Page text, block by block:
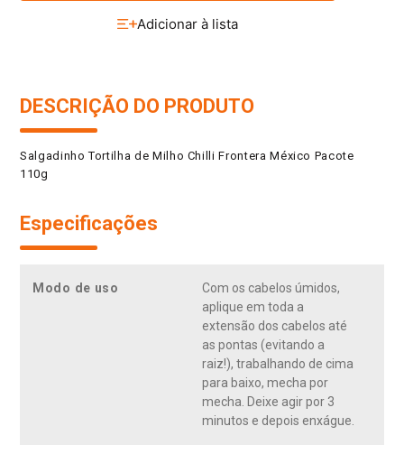
DESCRIÇÃO DO PRODUTO
Salgadinho Tortilha de Milho Chilli Frontera México Pacote
110g
Especificações
Modo de uso
Com os cabelos úmidos,
aplique em toda a
extensão dos cabelos até
as pontas (evitando a
raiz!), trabalhando de cima
para baixo, mecha por
mecha. Deixe agir por 3
minutos e depois enxágue.